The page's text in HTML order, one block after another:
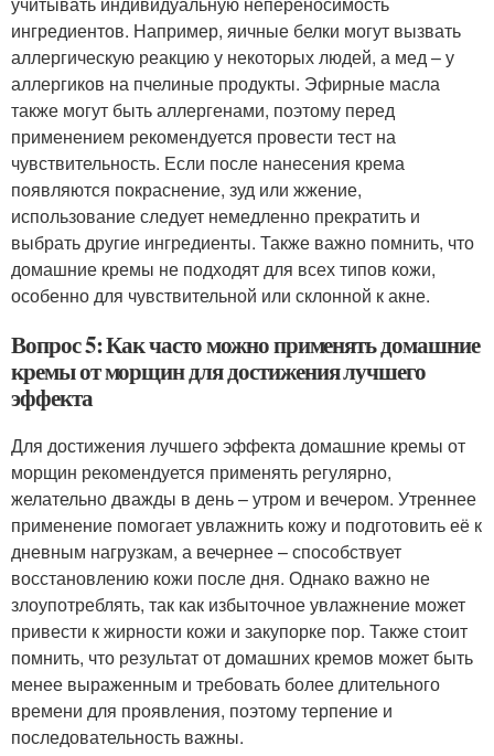
ингредиентов. Например, яичные белки могут вызвать
аллергическую реакцию у некоторых людей, а мед – у
аллергиков на пчелиные продукты. Эфирные масла
также могут быть аллергенами, поэтому перед
применением рекомендуется провести тест на
чувствительность. Если после нанесения крема
появляются покраснение, зуд или жжение,
использование следует немедленно прекратить и
выбрать другие ингредиенты. Также важно помнить, что
домашние кремы не подходят для всех типов кожи,
особенно для чувствительной или склонной к акне.
Вопрос 5: Как часто можно применять домашние
кремы от морщин для достижения лучшего
эффекта
Для достижения лучшего эффекта домашние кремы от
морщин рекомендуется применять регулярно,
желательно дважды в день – утром и вечером. Утреннее
применение помогает увлажнить кожу и подготовить её к
дневным нагрузкам, а вечернее – способствует
восстановлению кожи после дня. Однако важно не
злоупотреблять, так как избыточное увлажнение может
привести к жирности кожи и закупорке пор. Также стоит
помнить, что результат от домашних кремов может быть
менее выраженным и требовать более длительного
времени для проявления, поэтому терпение и
последовательность важны.